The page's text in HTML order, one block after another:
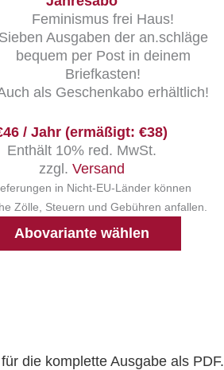
Feminismus frei Haus!
Sieben Ausgaben der an.schläge
bequem per Post in deinem
Briefkasten!
als Geschenkabo erhältlich!
/ Jahr (ermäßigt: €38)
Enthält 10% red. MwSt.
zzgl. Versand
in Nicht-EU-Länder können
Zölle, Steuern und Gebühren anfallen.
Abovariante wählen
die komplette Ausgabe als PDF.